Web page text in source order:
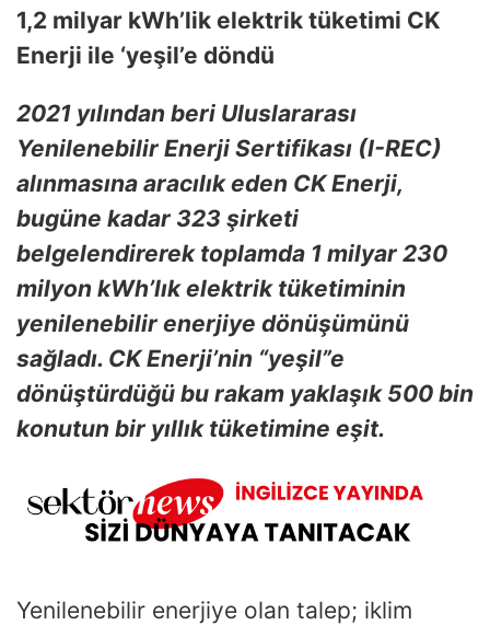
1,2 milyar kWh’lik elektrik tüketimi CK
Enerji ile ‘yeşil’e döndü
2021 yılından beri Uluslararası
Yenilenebilir Enerji Sertifikası (I-REC)
alınmasına aracılık eden CK Enerji,
bugüne kadar 323 şirketi
belgelendirerek toplamda 1 milyar 230
milyon kWh’lık elektrik tüketiminin
yenilenebilir enerjiye dönüşümünü
sağladı. CK Enerji’nin “yeşil”e
dönüştürdüğü bu rakam yaklaşık 500 bin
konutun bir yıllık tüketimine eşit.
Yenilenebilir enerjiye olan talep; iklim